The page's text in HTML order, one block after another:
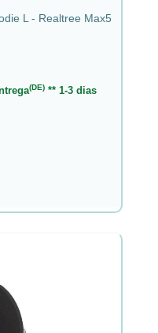
L - Realtree Max5
(DE) ** 1-3 dias